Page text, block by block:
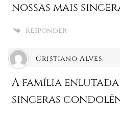
nossas mais
Responder
Cristiano Alves
A família enlutada
sinceras